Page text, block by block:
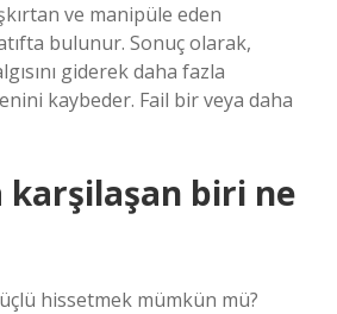
ve manipüle eden
bulunur. Sonuç olarak,
giderek daha fazla
kaybeder. Fail bir veya daha
karşilaşan biri ne
hissetmek mümkün mü?